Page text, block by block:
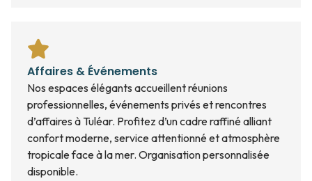
Affaires & Événements
Nos espaces élégants accueillent réunions
professionnelles, événements privés et rencontres
d’affaires à Tuléar. Profitez d’un cadre raffiné alliant
confort moderne, service attentionné et atmosphère
tropicale face à la mer. Organisation personnalisée
disponible.